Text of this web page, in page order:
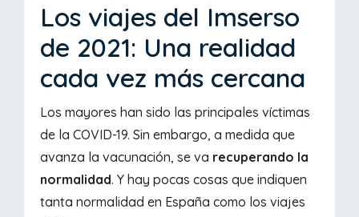
Los viajes del Imserso
de 2021: Una realidad
cada vez más cercana
Los mayores han sido las principales víctimas
de la COVID-19. Sin embargo, a medida que
avanza la vacunación, se va recuperando la
normalidad. Y hay pocas cosas que indiquen
tanta normalidad en España como los viajes